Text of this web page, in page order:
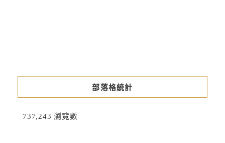
部落格統計
737,243 瀏覽數